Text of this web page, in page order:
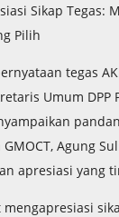
Sikap Tegas:
Pilih
tegas
Umum DPP
Agung
apresiasi yang
mengapresiasi